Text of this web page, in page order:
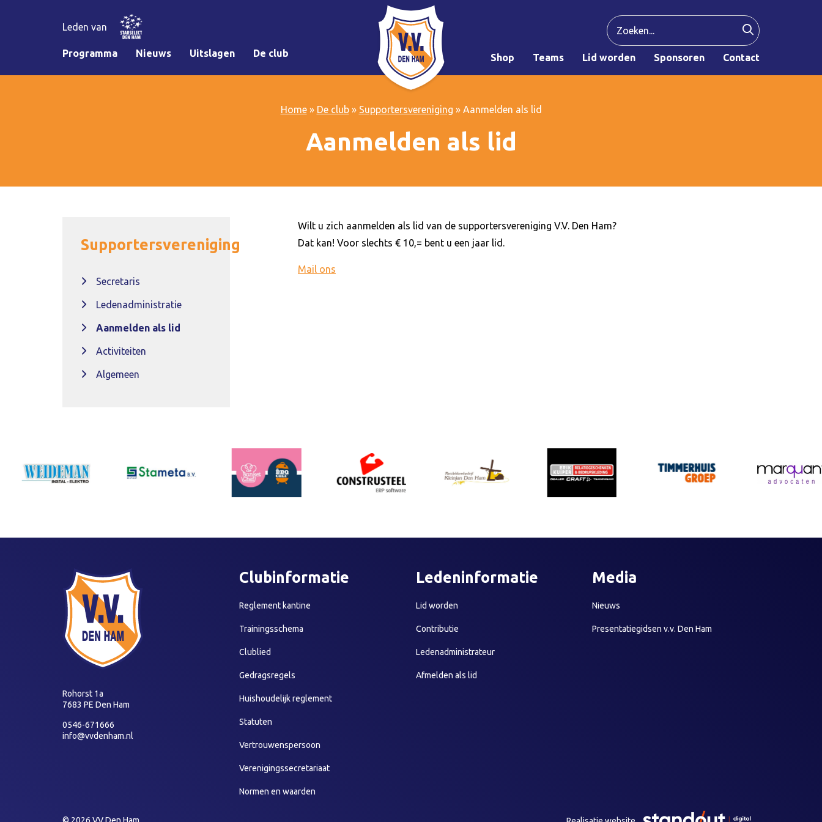
Leden van
Programma Nieuws Uitslagen De club Shop Teams Lid worden Sponsoren Contact
Home» De club» Supportersvereniging » Aanmelden als lid
Aanmelden als lid
Supportersvereniging
Secretaris
Ledenadministratie
Aanmelden als lid
Activiteiten
Algemeen
Wilt u zich aanmelden als lid van de supportersvereniging V.V. Den Ham?
Dat kan! Voor slechts € 10,= bent u een jaar lid.
Mail ons
Rohorst 1a
7683 PE Den Ham
0546-671666
info@vvdenham.nl
Clubinformatie
Reglement kantine
Trainingsschema
Clublied
Gedragsregels
Huishoudelijk reglement
Statuten
Vertrouwenspersoon
Verenigingssecretariaat
Normen en waarden
Ledeninformatie
Lid worden
Contributie
Ledenadministrateur
Afmelden als lid
Media
Nieuws
Presentatiegidsen v.v. Den Ham